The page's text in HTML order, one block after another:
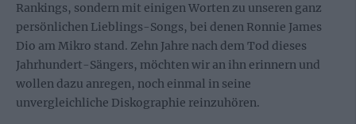
Rankings, sondern mit einigen Worten zu unseren ganz
persönlichen Lieblings-Songs, bei denen Ronnie James
Dio am Mikro stand. Zehn Jahre nach dem Tod dieses
Jahrhundert-Sängers, möchten wir an ihn erinnern und
wollen dazu anregen, noch einmal in seine
unvergleichliche Diskographie reinzuhören.